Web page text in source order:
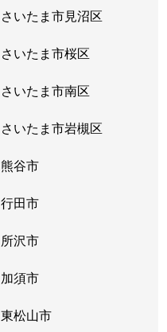
さいたま市見沼区
さいたま市桜区
さいたま市南区
さいたま市岩槻区
熊谷市
行田市
所沢市
加須市
東松山市